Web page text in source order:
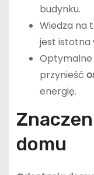
budynku.
Wiedza na
jest istotna
Optymalne
przynieść
energię.
domu